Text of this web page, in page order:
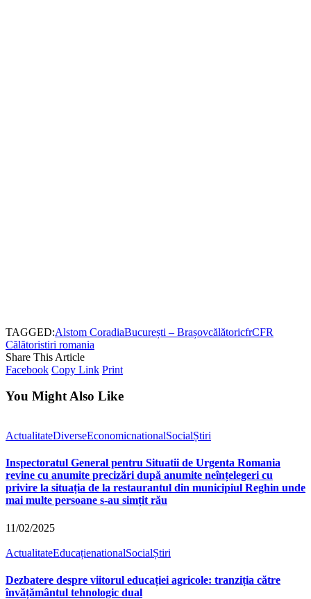
TAGGED:Alstom CoradiaBucurești – BrașovcălătoricfrCFR
Călătoristiri romania
Share This Article
Facebook Copy Link Print
You Might Also Like
ActualitateDiverseEconomicnationalSocialȘtiri
Inspectoratul General pentru Situatii de Urgenta Romania
revine cu anumite precizări după anumite neînțelegeri cu
privire la situația de la restaurantul din municipiul Reghin unde
mai multe persoane s-au simțit rău
11/02/2025
ActualitateEducațienationalSocialȘtiri
Dezbatere despre viitorul educației agricole: tranziția către
învățământul tehnologic dual